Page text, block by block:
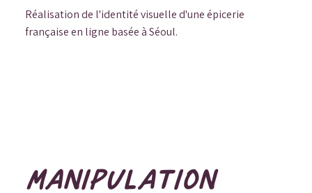
Réalisation de l'identité visuelle d'une épicerie
française en ligne basée à Séoul.
MANIPULATION